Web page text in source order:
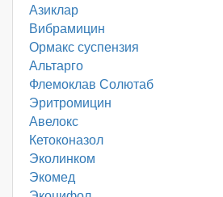
Азиклар
Вибрамицин
Ормакс суспензия
Альтарго
Флемоклав Солютаб
Эритромицин
Авелокс
Кетоконазол
Эколинком
Экомед